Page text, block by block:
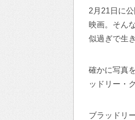
2月21日に
映画。そん
似過ぎで生
確かに写真
ッドリー・
ブラッドリ